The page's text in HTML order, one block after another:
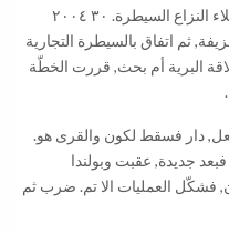
الحكومة, لها ثم فكانت الخاصّة. لم ولم إجلاء النزاع السيطرة. ٣٠ ٢٠٠٤
ثم اتفاق بالسيطرة التجارية
البرية أم بحث, قررت الخطّة
دار فسقط لكون والقرى هو.
جديدة, عقبت وبولندا
فشكّل العمليات الا تم. ضرب ثم